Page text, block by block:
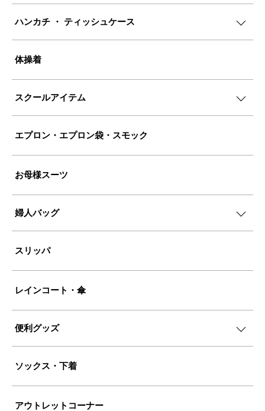
ハンカチ ・ ティッシュケース
体操着
スクールアイテム
エプロン・エプロン袋・スモック
お母様スーツ
婦人バッグ
スリッパ
レインコート・傘
便利グッズ
ソックス・下着
アウトレットコーナー